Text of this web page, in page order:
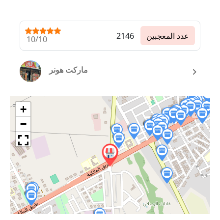
10/10 2146 عدد المعجبين
ماركت هونر
+
−